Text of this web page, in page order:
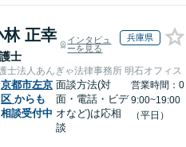
林 正幸
士
インタビュ
ーを見る
兵庫県
士法人あんぎゃ法律事務所 明石オフィス
京都市左京
区 からも
相談受付中
面談方法(対
面・電話・ビデ
オなど)は応相
談
営業時間：0
9:00~19:00
（平日）